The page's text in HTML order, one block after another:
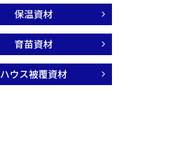
保温資材
育苗資材
ハウス被覆資材